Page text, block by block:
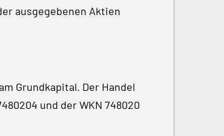
ausgegebenen Aktien
Grundkapital. Der Handel
und der WKN 748020